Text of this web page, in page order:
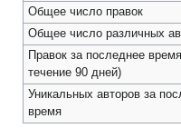
Общее число правок
Общее число различных
Правок за последнее
течение 90 дней)
Уникальных авторов за
время